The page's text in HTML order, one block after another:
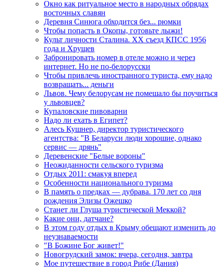
Окно как ритуальное место в народных обрядах
восточных славян
Деревня Синюга обходится без... рюмки
Чтобы попасть в Окопы, готовьте лыжи!
Культ личности Сталина. ХХ съезд КПСС 1956
года и Хрущев
Забронировать номер в отеле можно и через
интернет. Но не по-белорусски
Чтобы привлечь иностранного туриста, ему надо
возвращать... деньги
Львов. Чему белорусам не помешало бы поучиться
у львовцев?
Купаловские пивоварни
Надо ли ехать в Египет?
Алесь Кушнер, директор туристического
агентства: "В Беларуси люди хорошие, однако
сервис — дрянь"
Деревенские "Белые вороны"
Неожиданности сельского туризма
Отдых 2011: смакуя вперед
Особенности национального туризма
В память о предках — дубрава. 170 лет со дня
рождения Элизы Ожешко
Станет ли Глуша туристической Меккой?
Какие они, датчане?
В этом году отдых в Крыму обещают изменить до
неузнаваемости
"В Божине Бог живет!"
Новогрудский замок: вчера, сегодня, завтра
Мое путешествие в город Рибе (Дания)